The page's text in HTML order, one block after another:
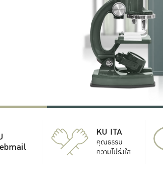
KU ITA
คุณธรรม
ความโปร่งใส